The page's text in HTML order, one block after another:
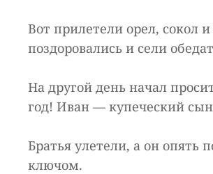
Вот прилетели орел, сокол
поздоровались и сели
На другой день начал
год! Иван — купеческий сын
Братья улетели, а он опять
ключом.